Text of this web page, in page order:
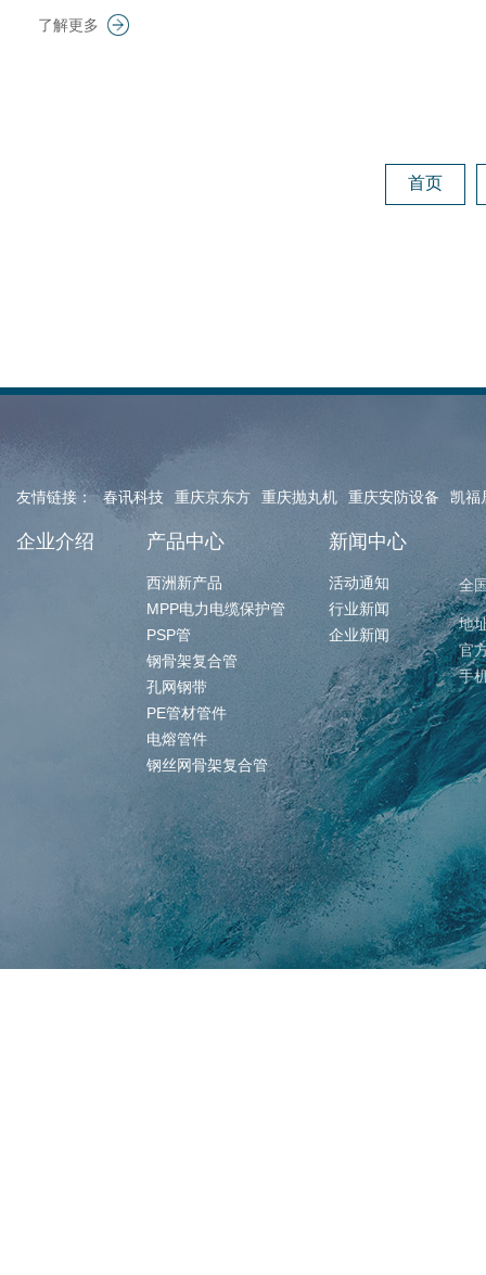
了解更多
首页
友情链接： 春讯科技 重庆京东方 重庆抛丸机 重庆安防设备 凯福
企业介绍 产品中心
西洲新产品
MPP电力电缆保护管
PSP管
钢骨架复合管
孔网钢带
PE管材管件
电熔管件
钢丝网骨架复合管
新闻中心
活动通知
行业新闻
企业新闻
全
地
官
手